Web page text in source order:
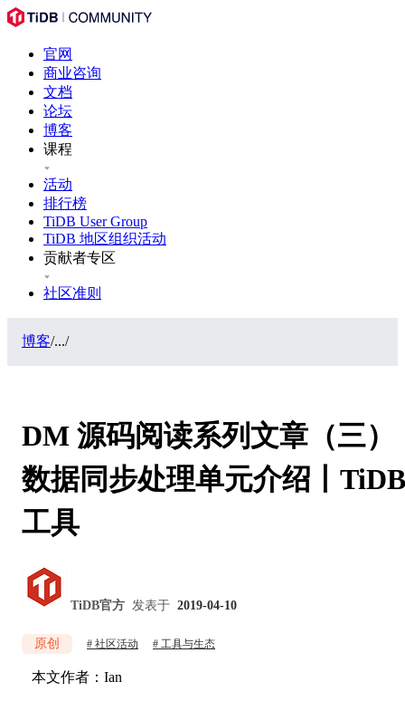
官网
商业咨询
文档
论坛
博客
课程
活动
排行榜
TiDB User Group
TiDB 地区组织活动
贡献者专区
社区准则
博客/.../
DM 源码阅读系列文章（三）
数据同步处理单元介绍丨TiDB
工具
TiDB官方 发表于 2019-04-10
原创 社区活动 工具与生态
本文作者：Ian